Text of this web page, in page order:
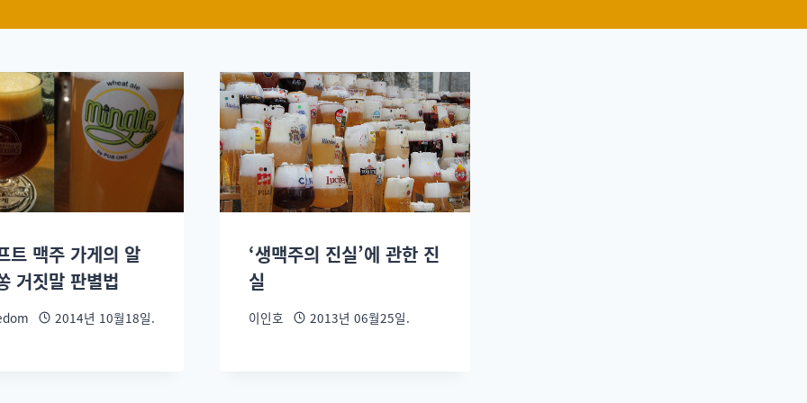
트 맥주 가게의 알
거짓말 판별법
2014년 10월18일.
‘생맥주의 진실’에 관한 진
실
이인호 2013년 06월25일.